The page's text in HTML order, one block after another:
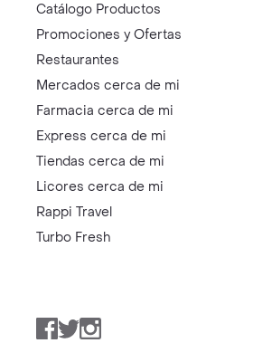
Catálogo Productos
Promociones y Ofertas
Restaurantes
Mercados cerca de mi
Farmacia cerca de mi
Express cerca de mi
Tiendas cerca de mi
Licores cerca de mi
Rappi Travel
Turbo Fresh
Facebook
TwitterInstagram